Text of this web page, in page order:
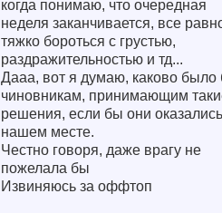
когда понимаю, что очередная
неделя заканчивается, все
тяжко бороться с грустью,
раздражительностью и тд...
Дааа, вот я думаю, каково было
чиновникам, принимающим
решения, если бы они
нашем месте.
Честно говоря, даже врагу не
пожелала бы
Извиняюсь за оффтоп